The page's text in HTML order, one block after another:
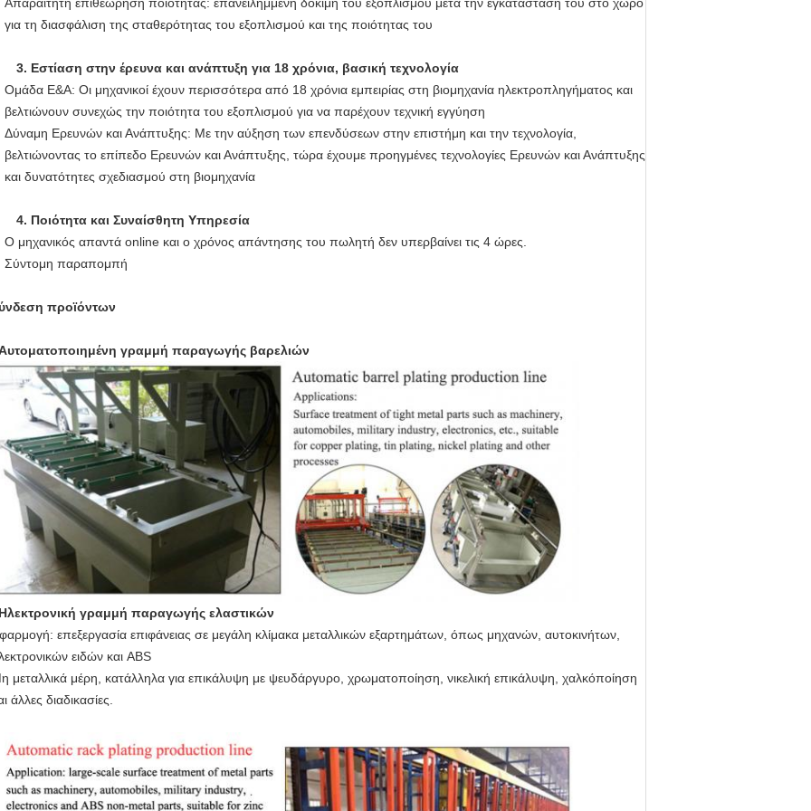
για τη διασφάλιση της σταθερότητας του εξοπλισμού και της ποιότητας του
3. Εστίαση στην έρευνα και ανάπτυξη για 18 χρόνια, βασική τεχνολογία
Ομάδα Ε&Α: Οι μηχανικοί έχουν περισσότερα από 18 χρόνια εμπειρίας στη βιομηχανία ηλεκτροπληγήματος και
βελτιώνουν συνεχώς την ποιότητα του εξοπλισμού για να παρέχουν τεχνική εγγύηση
Δύναμη Ερευνών και Ανάπτυξης: Με την αύξηση των επενδύσεων στην επιστήμη και την τεχνολογία,
βελτιώνοντας το επίπεδο Ερευνών και Ανάπτυξης, τώρα έχουμε προηγμένες τεχνολογίες Ερευνών και Ανάπτυξης
και δυνατότητες σχεδιασμού στη βιομηχανία
4. Ποιότητα και Συναίσθητη Υπηρεσία
Ο μηχανικός απαντά online και ο χρόνος απάντησης του πωλητή δεν υπερβαίνει τις 4 ώρες.
Σύντομη παραπομπή
προϊόντων
γραμμή παραγωγής βαρελιών
γραμμή παραγωγής ελαστικών
επεξεργασία επιφάνειας σε μεγάλη κλίμακα μεταλλικών εξαρτημάτων, όπως μηχανών, αυτοκινήτων,
ειδών και ABS
μεταλλικά μέρη, κατάλληλα για επικάλυψη με ψευδάργυρο, χρωματοποίηση, νικελική επικάλυψη, χαλκόποίηση
άλλες διαδικασίες.